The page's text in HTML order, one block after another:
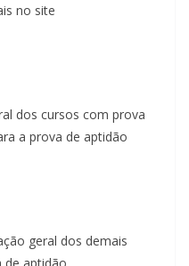
no site
dos cursos com prova
a prova de aptidão
geral dos demais